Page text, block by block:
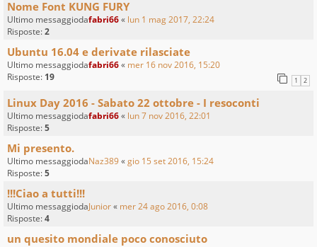
Nome Font KUNG FURY
Ultimo messaggiodafabri66« lun 1 mag 2017, 22:24
Risposte:2
Ubuntu 16.04 e derivate rilasciate
Ultimo messaggiodafabri66« mer 16 nov 2016, 15:20
Risposte: 19 1 2
Linux Day 2016 - Sabato 22 ottobre - I resoconti
Ultimo messaggiodafabri66« lun 7 nov 2016, 22:01
Risposte:5
Mi presento.
Ultimo messaggiodaNaz389«gio 15 set 2016, 15:24
Risposte:5
!!!Ciao a tutti!!!
Ultimo messaggiodaJunior« mer 24 ago 2016, 0:08
Risposte:4
un quesito mondiale poco conosciuto